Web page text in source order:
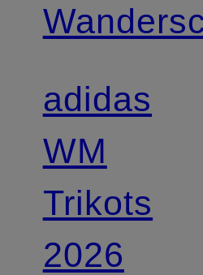
adidas
WM
Trikots
2026